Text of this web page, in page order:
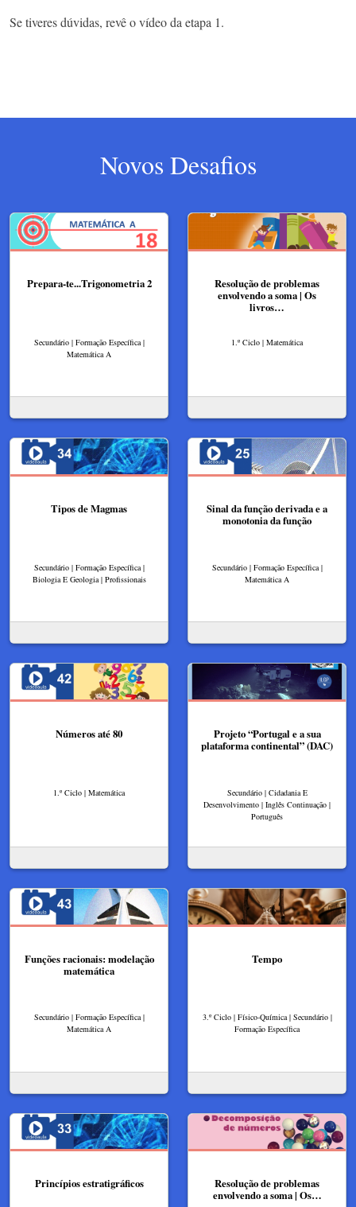
Se tiveres dúvidas, revê o vídeo da etapa 1.
Novos Desafios
Prepara-te...Trigonometria 2
Secundário | Formação Específica |
Matemática A
Resolução de problemas
envolvendo a soma | Os
livros…
1.º Ciclo | Matemática
Tipos de Magmas
Secundário | Formação Específica |
Biologia E Geologia | Profissionais
Sinal da função derivada e a
monotonia da função
Secundário | Formação Específica |
Matemática A
Números até 80
1.º Ciclo | Matemática
Projeto “Portugal e a sua
plataforma continental” (DAC)
Secundário | Cidadania E
Desenvolvimento | Inglês Continuação |
Português
Funções racionais: modelação
matemática
Secundário | Formação Específica |
Matemática A
Tempo
3.º Ciclo | Físico-Química | Secundário |
Formação Específica
Princípios estratigráficos
Resolução de problemas
envolvendo a soma | Os…